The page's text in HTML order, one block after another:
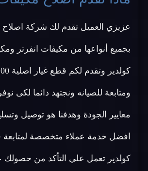
عزيزي العميل تقدم لك شركة اصلاح
بجميع أنواعها من مكيفات انفرتر
ومتابعة للصيانه ونجتهد دائما لكى
معايير الجودة وهدفنا هو توصيل
افضل خدمة عملاء متخصصة لمتابعة
كولدير تعمل علي التأكد من